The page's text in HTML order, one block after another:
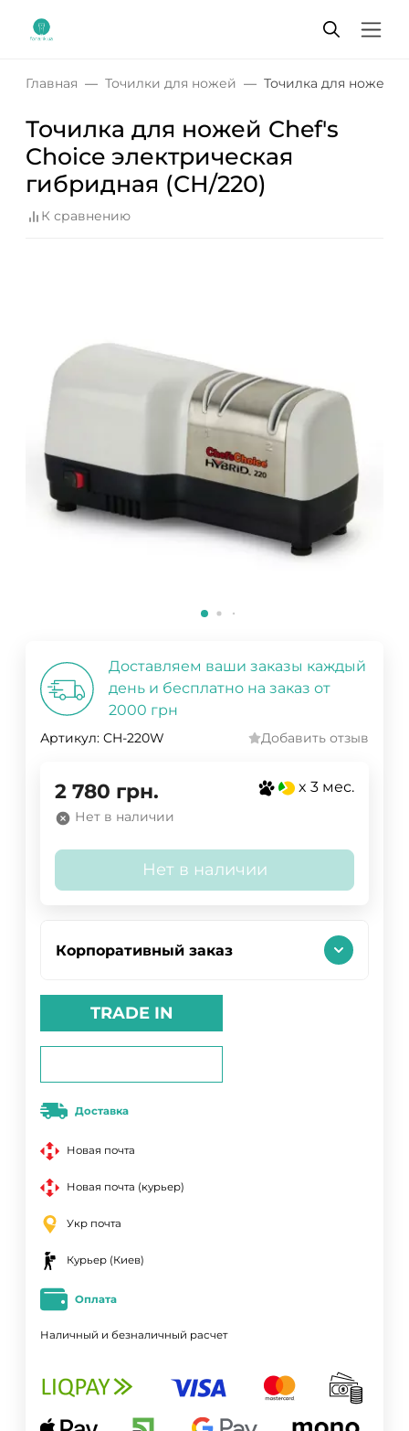
Главная Точилки для ножей Точилка для ножей
Точилка для ножей Chef's
Choice электрическая
гибридная (СН/220)
К сравнению
Доставляем ваши заказы каждый
день и бесплатно на заказ от
2000 грн
Артикул: CH-220W Добавить отзыв
2 780 грн. x 3 мес.
Нет в наличии
Нет в наличии
Корпоративный заказ
TRADE IN
Доставка
Новая почта
Новая почта (курьер)
Укр почта
Курьер (Киев)
Оплата
Наличный и безналичный расчет